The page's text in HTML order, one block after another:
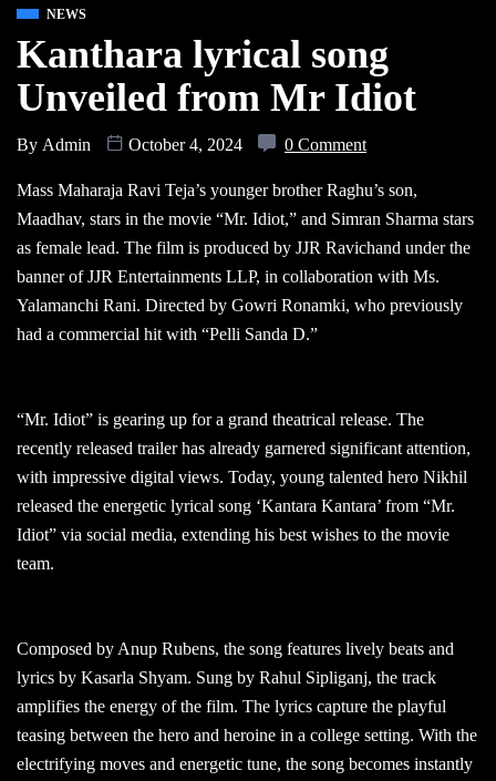
NEWS
Kanthara lyrical song
Unveiled from Mr Idiot
By Admin October 4, 2024 0 Comment
Mass Maharaja Ravi Teja’s younger brother Raghu’s son,
Maadhav, stars in the movie “Mr. Idiot,” and Simran Sharma stars
as female lead. The film is produced by JJR Ravichand under the
banner of JJR Entertainments LLP, in collaboration with Ms.
Yalamanchi Rani. Directed by Gowri Ronamki, who previously
had a commercial hit with “Pelli Sanda D.”
“Mr. Idiot” is gearing up for a grand theatrical release. The
recently released trailer has already garnered significant attention,
with impressive digital views. Today, young talented hero Nikhil
released the energetic lyrical song ‘Kantara Kantara’ from “Mr.
Idiot” via social media, extending his best wishes to the movie
team.
Composed by Anup Rubens, the song features lively beats and
lyrics by Kasarla Shyam. Sung by Rahul Sipliganj, the track
amplifies the energy of the film. The lyrics capture the playful
teasing between the hero and heroine in a college setting. With the
electrifying moves and energetic tune, the song becomes instantly